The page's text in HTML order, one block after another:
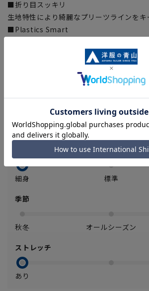
■折り目スッキリ
生地特性により綺麗なプリーツラインをキ
■Plastics Smart
■ECOBLUE®(100%リサイクルポリエステ
『ECOBLUE』はマテリアルリサイクルに
細身 標準
季節
秋冬 オールシーズン
ストレッチ
あり